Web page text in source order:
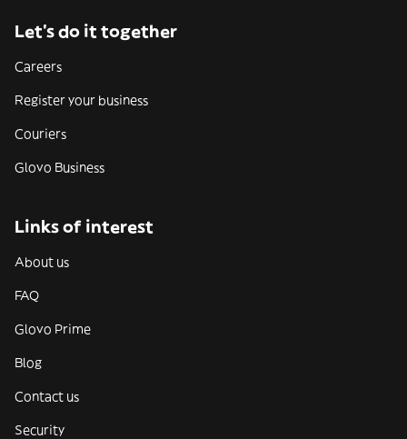
Let’s do it together
Careers
Register your business
Couriers
Glovo Business
Links of interest
About us
FAQ
Glovo Prime
Blog
Contact us
Security